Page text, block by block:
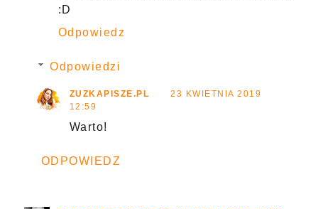
:D
Odpowiedz
Odpowiedzi
ZUZKAPISZE.PL
23 KWIETNIA 2019
12:59
Warto!
ODPOWIEDZ